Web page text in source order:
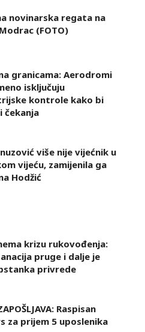
novinarska regata na
(FOTO)
granicama: Aerodromi
isključuju
kontrole kako bi
čekanja
više nije vijećnik u
vijeću, zamijenila ga
Hodžić
krizu rukovođenja:
pruge i dalje je
privrede
Raspisan
za prijem 5 uposlenika